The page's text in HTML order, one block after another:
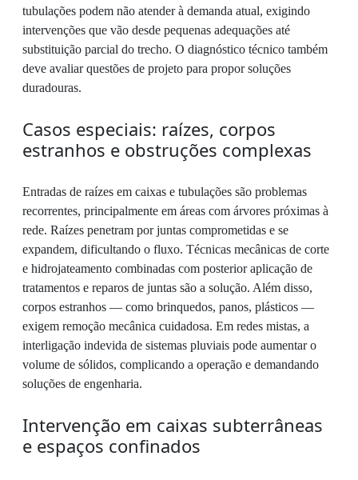
tubulações podem não atender à demanda atual, exigindo
intervenções que vão desde pequenas adequações até
substituição parcial do trecho. O diagnóstico técnico também
deve avaliar questões de projeto para propor soluções
duradouras.
Casos especiais: raízes, corpos
estranhos e obstruções complexas
Entradas de raízes em caixas e tubulações são problemas
recorrentes, principalmente em áreas com árvores próximas à
rede. Raízes penetram por juntas comprometidas e se
expandem, dificultando o fluxo. Técnicas mecânicas de corte
e hidrojateamento combinadas com posterior aplicação de
tratamentos e reparos de juntas são a solução. Além disso,
corpos estranhos — como brinquedos, panos, plásticos —
exigem remoção mecânica cuidadosa. Em redes mistas, a
interligação indevida de sistemas pluviais pode aumentar o
volume de sólidos, complicando a operação e demandando
soluções de engenharia.
Intervenção em caixas subterrâneas
e espaços confinados